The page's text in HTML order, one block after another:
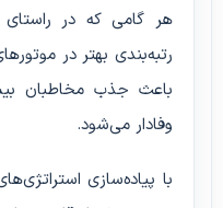
هر گامی که در راستای
رتبه‌بندی بهتر در
باعث جذب مخاطبان
وفادار می‌شود.
با پیاده‌سازی